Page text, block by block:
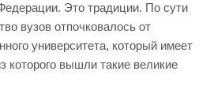
Это традиции. По сути
вузов отпочковалось от
университета, который имеет
которого вышли такие великие